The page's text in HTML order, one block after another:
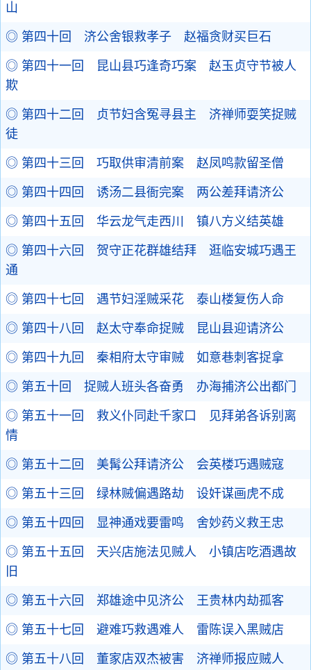
山
◎ 第四十回 济公舍银救孝子 赵福贪财买巨石
◎ 第四十一回 昆山县巧逢奇巧案 赵玉贞守节被人
欺
◎ 第四十二回 贞节妇含冤寻县主 济禅师耍笑捉贼
徒
◎ 第四十三回 巧取供审清前案 赵凤鸣款留圣僧
◎ 第四十四回 诱汤二县衙完案 两公差拜请济公
◎ 第四十五回 华云龙气走西川 镇八方义结英雄
◎ 第四十六回 贺守正花群雄结拜 逛临安城巧遇王
通
◎ 第四十七回 遇节妇淫贼采花 泰山楼复伤人命
◎ 第四十八回 赵太守奉命捉贼 昆山县迎请济公
◎ 第四十九回 秦相府太守审贼 如意巷刺客捉拿
◎ 第五十回 捉贼人班头各奋勇 办海捕济公出都门
◎ 第五十一回 救义仆同赴千家口 见拜弟各诉别离
情
◎ 第五十二回 美髯公拜请济公 会英楼巧遇贼寇
◎ 第五十三回 绿林贼偏遇路劫 设奸谋画虎不成
◎ 第五十四回 显神通戏要雷鸣 舍妙药义救王忠
◎ 第五十五回 天兴店施法见贼人 小镇店吃酒遇故
旧
◎ 第五十六回 郑雄途中见济公 王贵林内劫孤客
◎ 第五十七回 避难巧救遇难人 雷陈误入黑贼店
◎ 第五十八回 董家店双杰被害 济禅师报应贼人